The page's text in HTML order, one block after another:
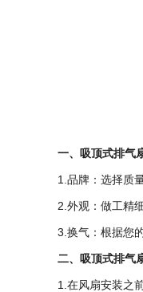
一、吸顶式排气
1.品牌：选择质
2.外观：做工精
3.换气：根据您
二、吸顶式排气
1.在风扇安装之